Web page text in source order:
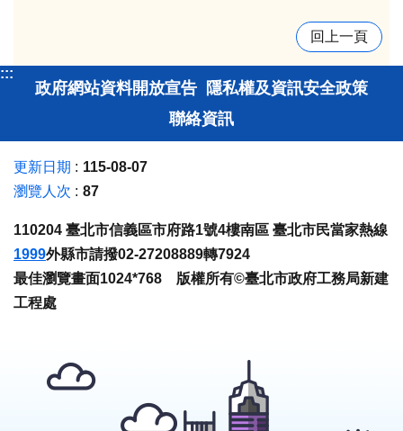
回上一頁
:::
政府網站資料開放宣告 隱私權及資訊安全政策
聯絡資訊
更新日期
115-08-07
瀏覽人次
87
110204 臺北市信義區市府路1號4樓南區 臺北市民當家熱線
1999外縣市請撥02-27208889轉7924
最佳瀏覽畫面1024*768 版權所有©臺北市政府工務局新建
工程處